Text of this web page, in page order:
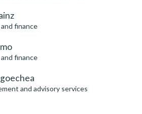
finance
finance
and advisory services